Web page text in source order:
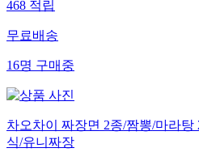
468적립
무료배송
16명구매중
차오차이 짜장면 2종/짬뽕/마라
식/유니짜장